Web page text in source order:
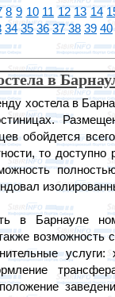
8 9 10 11 12 13 14
34 35 36 37 38 39 40
в
хостела в
обойдется
то доступно
в Барнауле
возможность